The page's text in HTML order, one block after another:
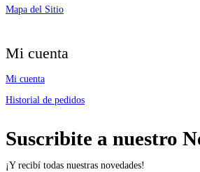
Mapa del Sitio
Mi cuenta
Mi cuenta
Historial de pedidos
Suscribite a nuestro
¡Y recibí todas nuestras novedades!